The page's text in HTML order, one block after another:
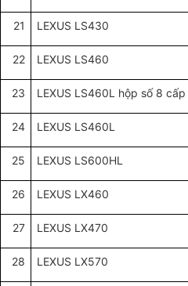
21 LEXUS LS430
22 LEXUS LS460
23 LEXUS LS460L hộp số 8 cấp
24 LEXUS LS460L
25 LEXUS LS600HL
26 LEXUS LX460
27 LEXUS LX470
28 LEXUS LX570